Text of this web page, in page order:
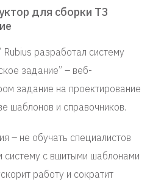
для сборки ТЗ
Rubius разработал систему
задание” – веб-
задание на проектирование
шаблонов и справочников.
– не обучать специалистов
систему с вшитыми шаблонами
работу и сократит